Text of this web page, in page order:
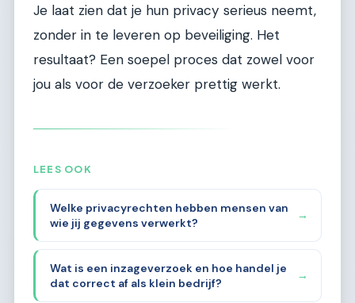
Je laat zien dat je hun privacy serieus neemt,
zonder in te leveren op beveiliging. Het
resultaat? Een soepel proces dat zowel voor
jou als voor de verzoeker prettig werkt.
LEES OOK
Welke privacyrechten hebben mensen van
wie jij gegevens verwerkt?
→
Wat is een inzageverzoek en hoe handel je
dat correct af als klein bedrijf?
→